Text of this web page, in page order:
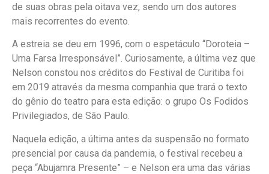
de suas obras pela oitava vez, sendo um dos autores
mais recorrentes do evento.
A estreia se deu em 1996, com o espetáculo “Doroteia –
Uma Farsa Irresponsável”. Curiosamente, a última vez que
Nelson constou nos créditos do Festival de Curitiba foi
em 2019 através da mesma companhia que trará o texto
do gênio do teatro para esta edição: o grupo Os Fodidos
Privilegiados, de São Paulo.
Naquela edição, a última antes da suspensão no formato
presencial por causa da pandemia, o festival recebeu a
peça “Abujamra Presente” – e Nelson era uma das várias